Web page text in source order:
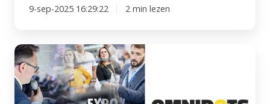
9-sep-2025 16:29:22 2 min lezen
INTERGEO 2025
in
Frankfurt:
Claim